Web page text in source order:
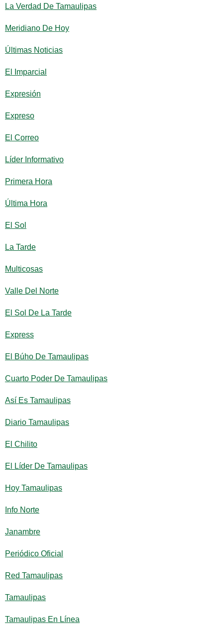
La Verdad De Tamaulipas
Meridiano De Hoy
Últimas Noticias
El Imparcial
Expresión
Expreso
El Correo
Líder Informativo
Primera Hora
Última Hora
El Sol
La Tarde
Multicosas
Valle Del Norte
El Sol De La Tarde
Express
El Búho De Tamaulipas
Cuarto Poder De Tamaulipas
Así Es Tamaulipas
Diario Tamaulipas
El Chilito
El Líder De Tamaulipas
Hoy Tamaulipas
Info Norte
Janambre
Periódico Oficial
Red Tamaulipas
Tamaulipas
Tamaulipas En Línea